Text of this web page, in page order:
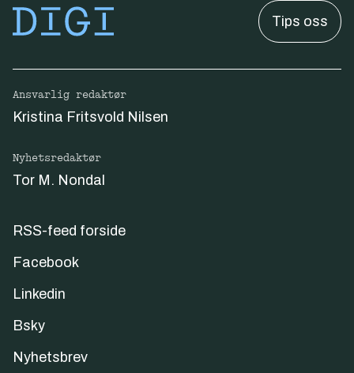
Tips oss
Ansvarlig redaktør
Kristina Fritsvold Nilsen
Nyhetsredaktør
Tor M. Nondal
RSS-feed forside
Facebook
Linkedin
Bsky
Nyhetsbrev